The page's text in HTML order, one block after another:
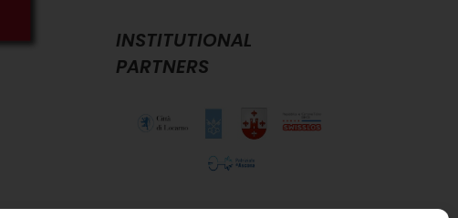
INSTITUTIONAL
PARTNERS